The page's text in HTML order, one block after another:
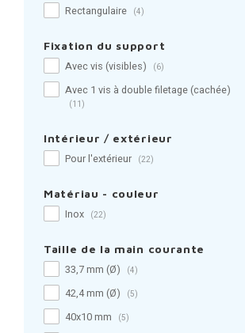
Rectangulaire (4)
Fixation du support
Avec vis (visibles) (6)
Avec 1 vis à double filetage (cachée)
(11)
Intérieur / extérieur
Pour l'extérieur (22)
Matériau - couleur
Inox (22)
Taille de la main courante
33,7 mm (Ø) (4)
42,4 mm (Ø) (5)
40x10 mm (5)